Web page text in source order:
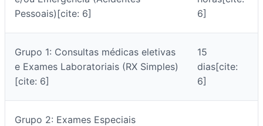
Pessoais)[cite: 6]
6]
Grupo 1: Consultas médicas eletivas
e Exames Laboratoriais (RX Simples)
[cite: 6]
15
dias[cite:
6]
Grupo 2: Exames Especiais